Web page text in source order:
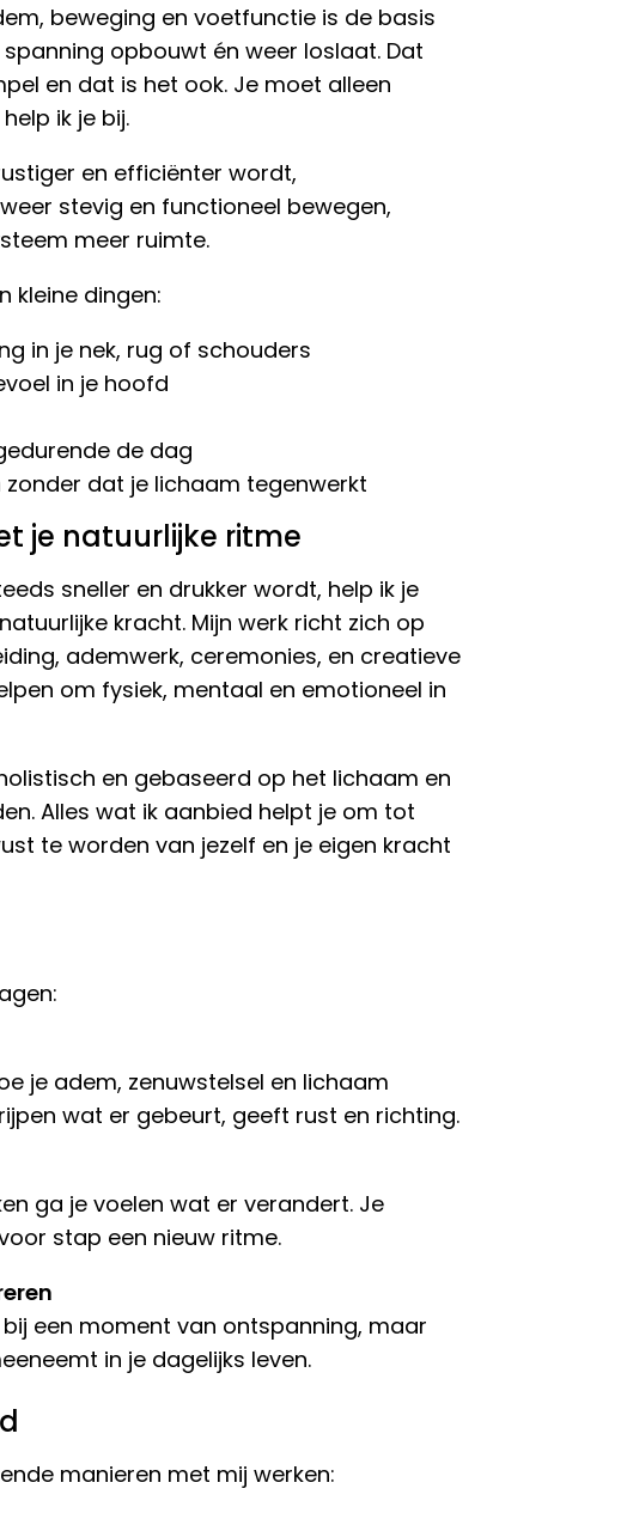
beweging en voetfunctie is de basis
opbouwt én weer loslaat. Dat
en dat is het ook. Je moet alleen
ik je bij.
en efficiënter wordt,
stevig en functioneel bewegen,
meer ruimte.
kleine dingen:
in je nek, rug of schouders
in je hoofd
de dag
zonder dat je lichaam tegenwerkt
je natuurlijke ritme
sneller en drukker wordt, help ik je
kracht. Mijn werk richt zich op
ademwerk, ceremonies, en creatieve
om fysiek, mentaal en emotioneel in
en gebaseerd op het lichaam en
Alles wat ik aanbied helpt je om tot
te worden van jezelf en je eigen kracht
je adem, zenuwstelsel en lichaam
wat er gebeurt, geeft rust en richting.
ga je voelen wat er verandert. Je
stap een nieuw ritme.
een moment van ontspanning, maar
in je dagelijks leven.
manieren met mij werken: